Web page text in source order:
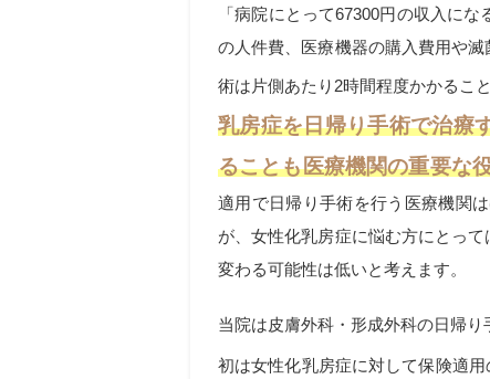
「病院にとって67300円の収入にな
の人件費、医療機器の購入費用や
術は片側あたり 2時間程度かかるこ
乳房症を日帰り手術で治療
ることも医療機関の重要な
適用で日帰り手術を行う医療機関
が、女性化乳房症に悩む方にとっ
変わる可能性は低いと考えます。
当院は皮膚外科・形成外科の日帰り
初は女性化乳房症に対して保険適